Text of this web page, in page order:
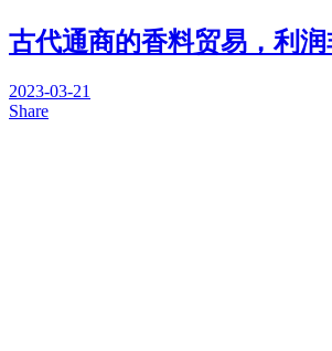
古代通商的香料贸易，利润
2023-03-21
Share